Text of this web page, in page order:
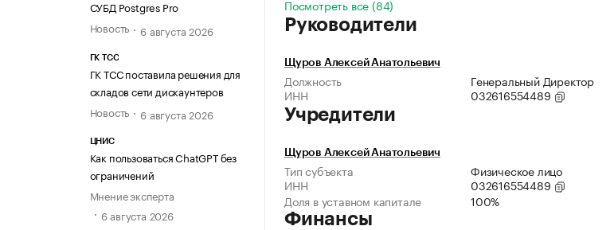
СУБД Postgres Pro
Новость
6 августа 2026
ГК ТСС
ГК ТСС поставила решения для
складов сети дискаунтеров
Новость
6 августа 2026
ЦНИС
Как пользоваться ChatGPT без
ограничений
Мнение эксперта
6 августа 2026
Посмотреть все (84)
Руководители
Щуров Алексей Анатольевич
Должность
Генеральный Директор
ИНН
032616554489
Учредители
Щуров Алексей Анатольевич
Тип субъекта
Физическое лицо
ИНН
032616554489
Доля в уставном капитале
100%
Финансы